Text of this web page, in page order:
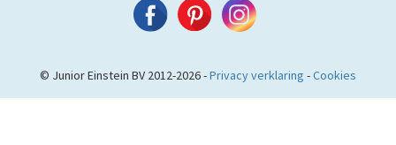
© Junior Einstein BV 2012-2026 -Privacy verklaring -Cookies